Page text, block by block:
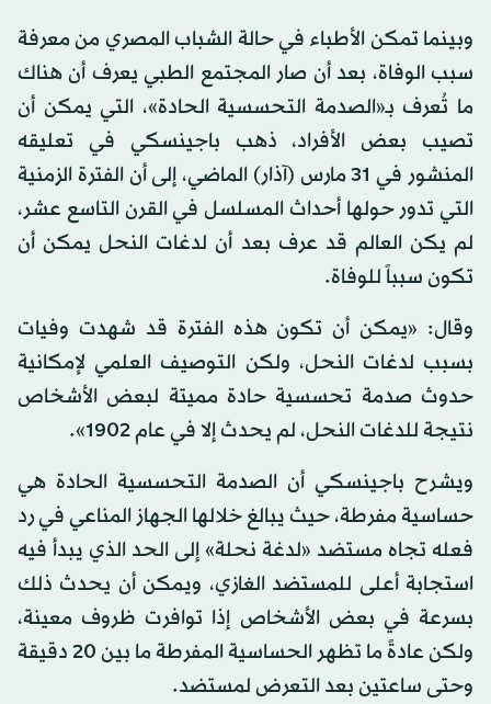
وبينما تمكن الأطباء في حالة الشباب المصري من معرفة
سبب الوفاة، بعد أن صار المجتمع الطبي يعرف أن هناك
ما تُعرف بـ«الصدمة التحسسية الحادة»، التي يمكن أن
تصيب بعض الأفراد، ذهب باجينسكي في تعليقه
المنشور في 31 مارس (آذار) الماضي، إلى أن الفترة الزمنية
التي تدور حولها أحداث المسلسل في القرن التاسع عشر،
لم يكن العالم قد عرف بعد أن لدغات النحل يمكن أن
تكون سبباً للوفاة.
وقال: «يمكن أن تكون هذه الفترة قد شهدت وفيات
بسبب لدغات النحل، ولكن التوصيف العلمي لإمكانية
حدوث صدمة تحسسية حادة مميتة لبعض الأشخاص
نتيجة للدغات النحل، لم يحدث إلا في عام 1902».
ويشرح باجينسكي أن الصدمة التحسسية الحادة هي
حساسية مفرطة، حيث يبالغ خلالها الجهاز المناعي في رد
فعله تجاه مستضد «لدغة نحلة» إلى الحد الذي يبدأ فيه
استجابة أعلى للمستضد الغازي، ويمكن أن يحدث ذلك
بسرعة في بعض الأشخاص إذا توافرت ظروف معينة،
ولكن عادةً ما تظهر الحساسية المفرطة ما بين 20 دقيقة
وحتى ساعتين بعد التعرض لمستضد.